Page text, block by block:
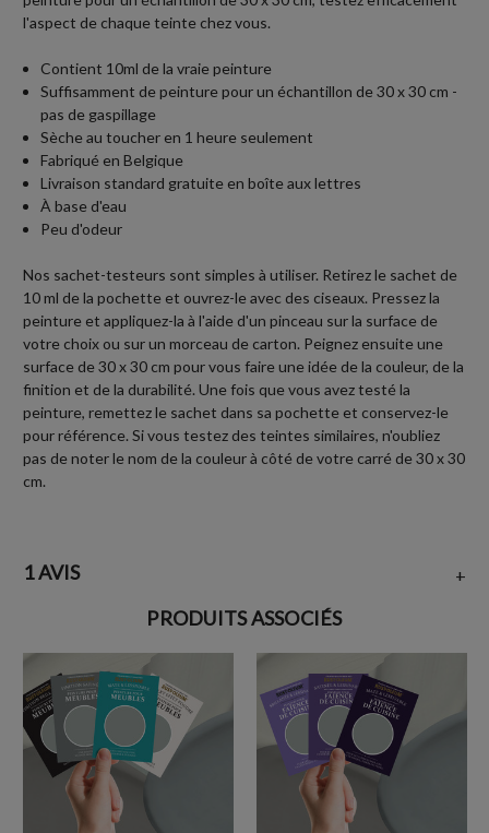
l'aspect de chaque teinte chez vous.
Contient 10ml de la vraie peinture
Suffisamment de peinture pour un échantillon de 30 x 30 cm -
pas de gaspillage
Sèche au toucher en 1 heure seulement
Fabriqué en Belgique
Livraison standard gratuite en boîte aux lettres
À base d'eau
Peu d'odeur
Nos sachet-testeurs sont simples à utiliser. Retirez le sachet de
10 ml de la pochette et ouvrez-le avec des ciseaux. Pressez la
peinture et appliquez-la à l'aide d'un pinceau sur la surface de
votre choix ou sur un morceau de carton. Peignez ensuite une
surface de 30 x 30 cm pour vous faire une idée de la couleur, de la
finition et de la durabilité. Une fois que vous avez testé la
peinture, remettez le sachet dans sa pochette et conservez-le
pour référence. Si vous testez des teintes similaires, n'oubliez
pas de noter le nom de la couleur à côté de votre carré de 30 x 30
cm.
1 AVIS +
PRODUITS ASSOCIÉS